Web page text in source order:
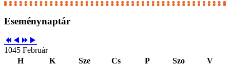
Eseménynaptár
1045 Február
H
K Sze Cs P Szo
V